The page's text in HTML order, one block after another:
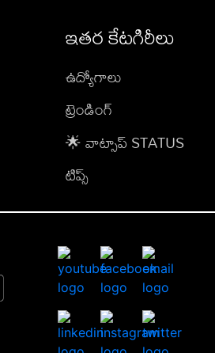
ఇతర కేటగిరీలు
ఉద్యోగాలు
ట్రెండింగ్
🌟 వాట్సాప్ STATUS
టిప్స్